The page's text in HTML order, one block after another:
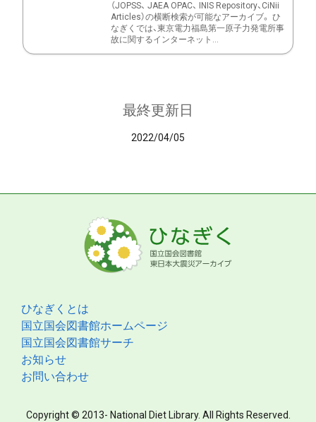
（JOPSS、 JAEA OPAC、 INIS Repository、CiNii
Articles）の横断検索が可能なアーカイブ。 ひ
なぎくでは、東京電力福島第一原子力発電所事
故に関するインターネット...
最終更新日
2022/04/05
ひなぎくとは
国立国会図書館ホームページ
国立国会図書館サーチ
お知らせ
お問い合わせ
Copyright © 2013- National Diet Library. All Rights Reserved.